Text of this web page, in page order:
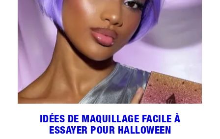
IDÉES DE MAQUILLAGE FACILE À
ESSAYER POUR HALLOWEEN